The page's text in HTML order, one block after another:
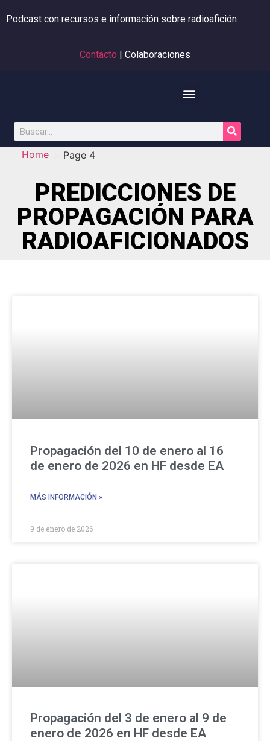
Podcast con recursos e información sobre radioafición
Contacto | Colaboraciones
Home Page 4
PREDICCIONES DE
PROPAGACIÓN PARA
RADIOAFICIONADOS
Propagación del 10 de enero al 16
de enero de 2026 en HF desde EA
MÁS INFORMACIÓN »
9 de enero de 2026
Propagación del 3 de enero al 9 de
enero de 2026 en HF desde EA